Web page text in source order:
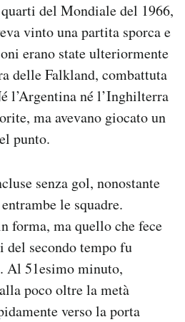
del Mondiale del 1966,
vinto una partita sporca e
erano state ulteriormente
delle Falkland, combattuta
l’Argentina né l’Inghilterra
ma avevano giocato un
punto.
senza gol, nonostante
le squadre.
forma, ma quello che fece
secondo tempo fu
Al 51esimo minuto,
poco oltre la metà
verso la porta